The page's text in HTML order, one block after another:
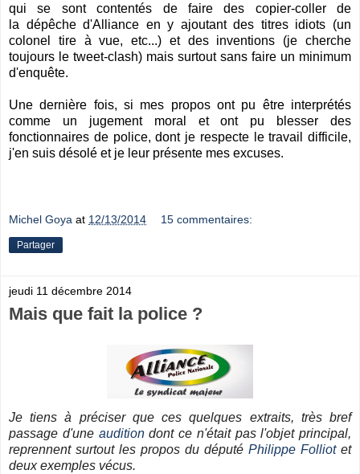
qui se sont contentés de faire des copier-coller de
la dépêche d'Alliance en y ajoutant des titres idiots (un
colonel tire à vue, etc...) et des inventions (je cherche
toujours le tweet-clash) mais surtout sans faire un minimum
d'enquête.
Une dernière fois, si mes propos ont pu être interprétés
comme un jugement moral et ont pu blesser des
fonctionnaires de police, dont je respecte le travail difficile,
j'en suis désolé et je leur présente mes excuses.
Michel Goya at 12/13/2014 15 commentaires:
Partager
jeudi 11 décembre 2014
Mais que fait la police ?
Je tiens à préciser que ces quelques extraits, très bref
passage d'une auditiondont ce n'était pas l'objet principal,
reprennent surtout les propos du député Philippe Folliotet
deux exemples vécus.